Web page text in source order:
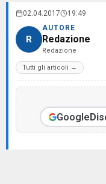
02.04.2017 19:49
R
AUTORE
Redazione
Redazione
Tutti gli articoli →
Google